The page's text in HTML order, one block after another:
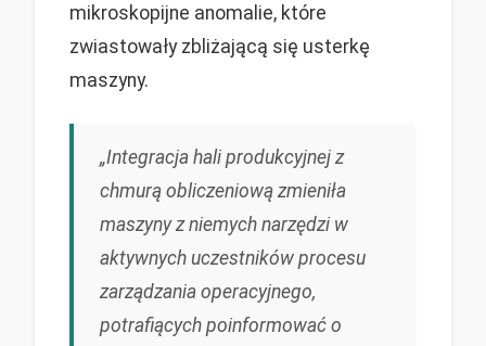
mikroskopijne anomalie, które
zwiastowały zbliżającą się usterkę
maszyny.
„Integracja hali produkcyjnej z
chmurą obliczeniową zmieniła
maszyny z niemych narzędzi w
aktywnych uczestników procesu
zarządzania operacyjnego,
potrafiących poinformować o